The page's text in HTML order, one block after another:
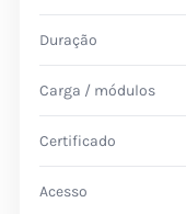
Duração
Carga / módulos
Certificado
Acesso